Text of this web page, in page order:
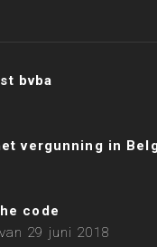
bvba
vergunning in
code
29 juni 2018